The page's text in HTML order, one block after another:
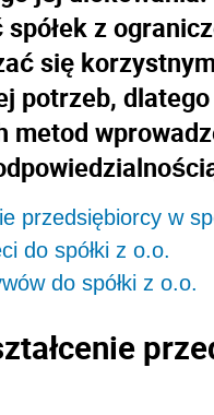
z
się
potrzeb,
metod
przedsiębiorcy w
do spółki z o.o.
do spółki z o.o.